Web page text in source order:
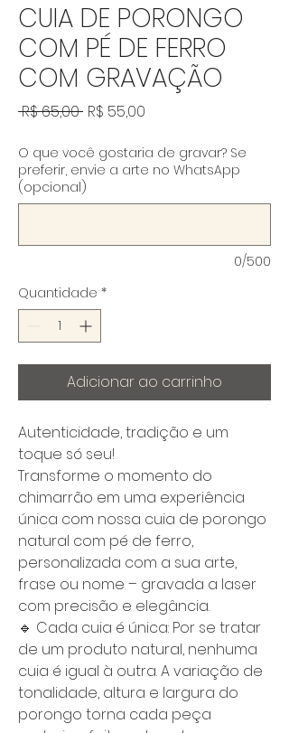
CUIA DE PORONGO
COM PÉ DE FERRO
COM GRAVAÇÃO
R$ 65,00 Preço normal
R$ 55,00
O que você gostaria de gravar? Se
preferir, envie a arte no WhatsApp
(opcional)
0/500
Quantidade *
Adicionar ao carrinho
Autenticidade, tradição e um
toque só seu!
Transforme o momento do
chimarrão em uma experiência
única com nossa cuia de porongo
natural com pé de ferro,
personalizada com a sua arte,
frase ou nome – gravada a laser
com precisão e elegância.
🔹 Cada cuia é única: Por se tratar
de um produto natural, nenhuma
cuia é igual à outra. A variação de
tonalidade, altura e largura do
porongo torna cada peça